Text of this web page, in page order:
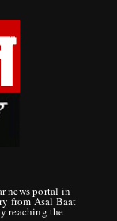
news portal in